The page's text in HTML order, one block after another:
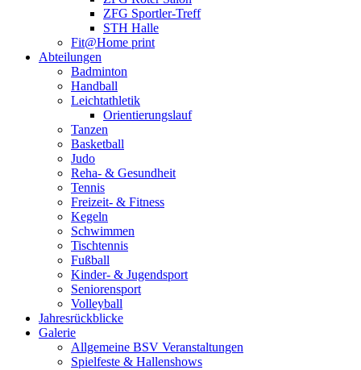
ZFG Sportler-Treff
STH Halle
Fit@Home print
Abteilungen
Badminton
Handball
Leichtathletik
Orientierungslauf
Tanzen
Basketball
Judo
Reha- & Gesundheit
Tennis
Freizeit- & Fitness
Kegeln
Schwimmen
Tischtennis
Fußball
Kinder- & Jugendsport
Seniorensport
Volleyball
Jahresrückblicke
Galerie
Allgemeine BSV Veranstaltungen
Spielfeste & Hallenshows